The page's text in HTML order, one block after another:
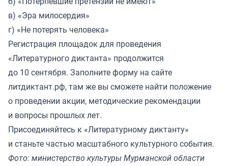
в) «Эра милосердия»
г) «Не потерять человека»
Регистрация площадок для проведения
«Литературного диктанта» продолжится
до 10 сентября. Заполните форму на сайте
литдиктант.рф, там же вы сможете найти положение
о проведении акции, методические рекомендации
и вопросы прошлых лет.
Присоединяйтесь к «Литературному диктанту»
и станьте частью масштабного культурного события.
Фото: министерство культуры Мурманской области